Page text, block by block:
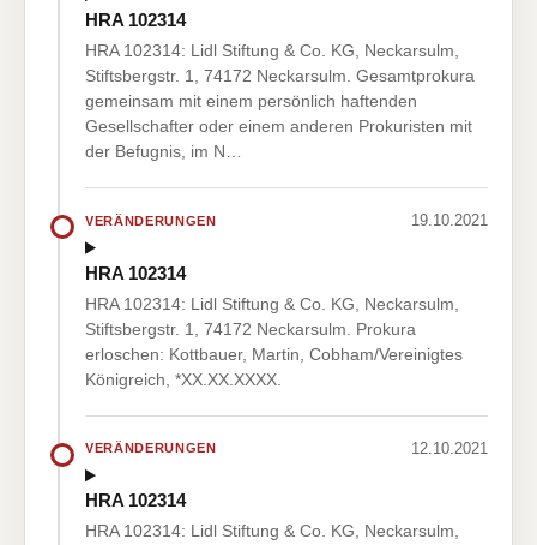
HRA 102314
HRA 102314: Lidl Stiftung & Co. KG, Neckarsulm,
Stiftsbergstr. 1, 74172 Neckarsulm. Gesamtprokura
gemeinsam mit einem persönlich haftenden
Gesellschafter oder einem anderen Prokuristen mit
der Befugnis, im N…
VERÄNDERUNGEN 19.10.2021
HRA 102314
HRA 102314: Lidl Stiftung & Co. KG, Neckarsulm,
Stiftsbergstr. 1, 74172 Neckarsulm. Prokura
erloschen: Kottbauer, Martin, Cobham/Vereinigtes
Königreich, *XX.XX.XXXX.
VERÄNDERUNGEN 12.10.2021
HRA 102314
HRA 102314: Lidl Stiftung & Co. KG, Neckarsulm,